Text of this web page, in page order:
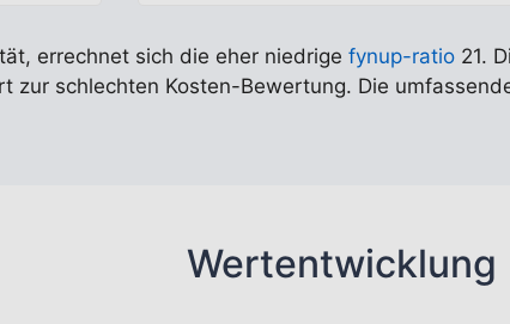
errechnet sich die eher niedrige fynup-ratio 21.
zur schlechten Kosten-Bewertung. Die
Wertentwicklung